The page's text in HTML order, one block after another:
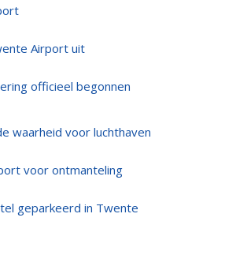
Airport uit
officieel begonnen
waarheid voor luchthaven
voor ontmanteling
geparkeerd in Twente